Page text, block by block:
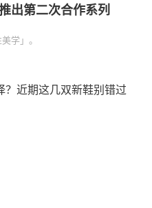
出第二次合作系列
学」。